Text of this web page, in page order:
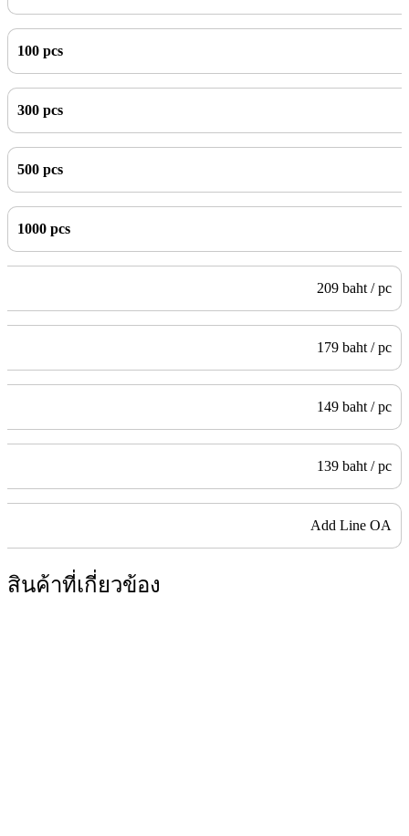
100 pcs
300 pcs
500 pcs
1000 pcs
209 baht / pc
179 baht / pc
149 baht / pc
139 baht / pc
Add Line OA
สินค้าที่เกี่ยวข้อง